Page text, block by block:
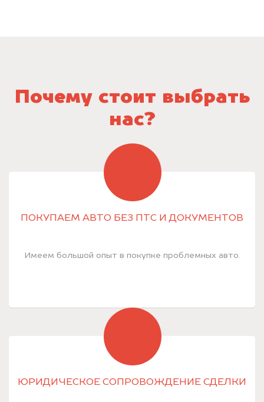
Почему стоит выбрать
нас?
ПОКУПАЕМ АВТО БЕЗ ПТС И ДОКУМЕНТОВ
Имеем большой опыт в покупке проблемных авто.
ЮРИДИЧЕСКОЕ СОПРОВОЖДЕНИЕ СДЕЛКИ